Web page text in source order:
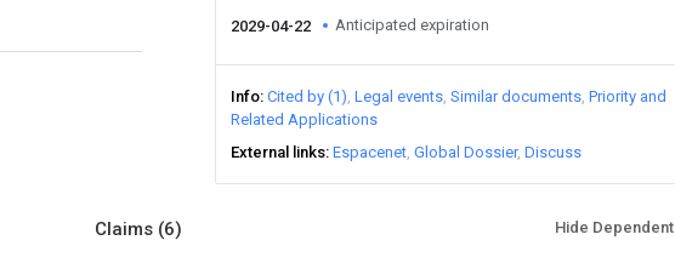
2029-04-22 Anticipated expiration
Info Cited by (1) Legal events Similar documents Priority and
Related Applications
External links Espacenet Global Dossier Discuss
Claims (6) Hide Dependent